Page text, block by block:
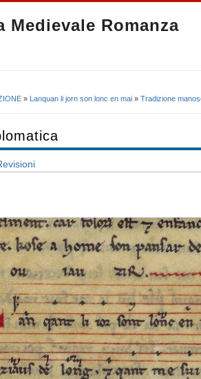
Medievale Romanza
» Lanquan li jorn son lonc en mai » Tradizione
attiva)